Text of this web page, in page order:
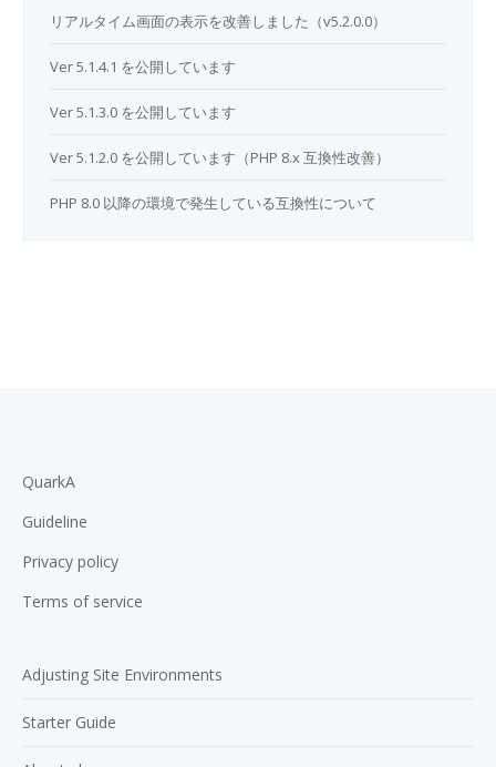
リアルタイム画面の表示を改善しました（v5.2.0.0）
Ver 5.1.4.1 を公開しています
Ver 5.1.3.0 を公開しています
Ver 5.1.2.0 を公開しています（PHP 8.x 互換性改善）
PHP 8.0 以降の環境で発生している互換性について
QuarkA
Guideline
Privacy policy
Terms of service
Adjusting Site Environments
Starter Guide